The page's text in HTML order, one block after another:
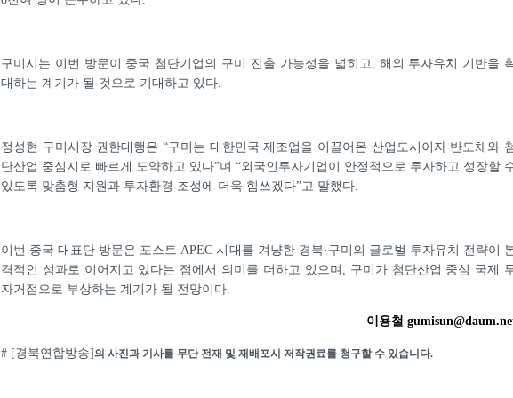
구미시는 이번 방문이 중국 첨단기업의 구미 진출 가능성을 넓히고, 해외 투자유치 기반을
대하는 계기가 될 것으로 기대하고 있다.
정성현 구미시장 권한대행은 “구미는 대한민국 제조업을 이끌어온 산업도시이자 반도체와
단산업 중심지로 빠르게 도약하고 있다”며 “외국인투자기업이 안정적으로 투자하고 성장할
있도록 맞춤형 지원과 투자환경 조성에 더욱 힘쓰겠다”고 말했다.
이번 중국 대표단 방문은 포스트 APEC 시대를 겨냥한 경북·구미의 글로벌 투자유치 전략이
격적인 성과로 이어지고 있다는 점에서 의미를 더하고 있으며, 구미가 첨단산업 중심 국제
자거점으로 부상하는 계기가 될 전망이다.
이용철
# [경북연합방송]의 사진과 기사를 무단 전재 및 재배포시 저작권료를 청구할 수 있습니다.